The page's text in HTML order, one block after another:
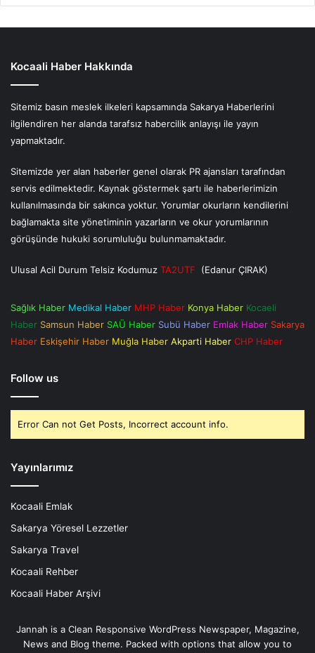
Kocaali Haber Hakkında
Sitemiz basın meslek ilkeleri kapsamında Sakarya Haberlerini
ilgilendiren her alanda tarafsız habercilik anlayışı ile yayın
yapmaktadır.
Sitemizde yer alan haberler genel olarak PR ajansları tarafından
servis edilmektedir. Kaynak göstermek şartı ile haberlerimizin
kullanılmasında bir sakınca yoktur. Yorumlar okurların kendilerini
bağlamakta site yönetiminin yazarların ve okur yorumlarının
görüşünde hukuki sorumluluğu bulunmamaktadır.
Ulusal Acil Durum Telsiz Kodumuz TA2UTF (Edanur ÇIRAK)
Sağlık Haber Medikal Haber MHP Haber Konya Haber Kocaeli
Haber Samsun Haber SAÜ Haber Subü Haber Emlak Haber Sakarya
Haber Eskişehir Haber Muğla Haber Akparti Haber CHP Haber
Follow us
Error Can not Get Posts, Incorrect account info.
Yayınlarımız
Kocaali Emlak
Sakarya Yöresel Lezzetler
Sakarya Travel
Kocaali Rehber
Kocaali Haber Arşivi
Jannah is a Clean Responsive WordPress Newspaper, Magazine,
News and Blog theme. Packed with options that allow you to